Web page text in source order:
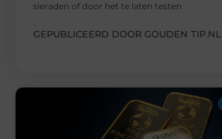
sieraden of door het te laten testen
GEPUBLICEERD DOOR GOUDEN TIP.NL